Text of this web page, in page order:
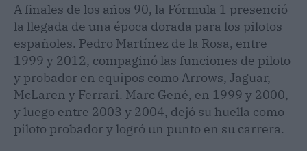
A finales de los años 90, la Fórmula 1 presenció
la llegada de una época dorada para los pilotos
españoles. Pedro Martínez de la Rosa, entre
1999 y 2012, compaginó las funciones de piloto
y probador en equipos como Arrows, Jaguar,
McLaren y Ferrari. Marc Gené, en 1999 y 2000,
y luego entre 2003 y 2004, dejó su huella como
piloto probador y logró un punto en su carrera.